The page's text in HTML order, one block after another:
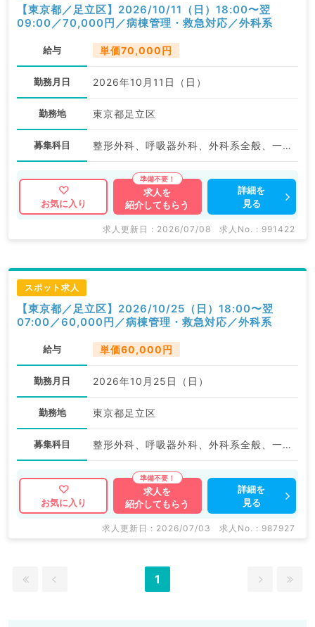
【東京都／足立区】2026/10/11（日）18:00〜翌
09:00／70,000円／病棟管理・救急対応／外科系
給与 単価70,000円
勤務月日 2026年10月11日（日）
勤務地 東京都足立区
募集科目 整形外科、呼吸器外科、外科系全般、一般外科、消化器外科
お気に入り
求人を
紹介してもらう
詳細を
見る
求人更新日 : 2026/07/08 求人No. : 991422
スポット求人
【東京都／足立区】2026/10/25（日）18:00〜翌
07:00／60,000円／病棟管理・救急対応／外科系
給与 単価60,000円
勤務月日 2026年10月25日（日）
勤務地 東京都足立区
募集科目 整形外科、呼吸器外科、外科系全般、一般外科、消化器外科
お気に入り
求人を
紹介してもらう
詳細を
見る
求人更新日 : 2026/07/03 求人No. : 987927
1